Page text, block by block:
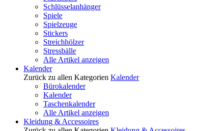
Schlüsselanhänger
Spiele
Spielzeuge
Stickers
Streichhölzer
Stressbälle
Alle Artikel anzeigen
Kalender
Zurück zu allen Kategorien Kalender
Bürokalender
Kalender
Taschenkalender
Alle Artikel anzeigen
Kleidung & Accessoires